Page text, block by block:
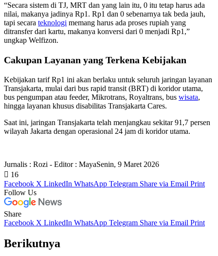
“Secara sistem di TJ, MRT dan yang lain itu, 0 itu tetap harus ada
nilai, makanya jadinya Rp1. Rp1 dan 0 sebenarnya tak beda jauh,
tapi secara teknologi memang harus ada proses rupiah yang
ditransfer dari kartu, makanya konversi dari 0 menjadi Rp1,”
ungkap Welfizon.
Cakupan Layanan yang Terkena Kebijakan
Kebijakan tarif Rp1 ini akan berlaku untuk seluruh jaringan layanan
Transjakarta, mulai dari bus rapid transit (BRT) di koridor utama,
bus pengumpan atau feeder, Mikrotrans, Royaltrans, bus wisata,
hingga layanan khusus disabilitas Transjakarta Cares.
Saat ini, jaringan Transjakarta telah menjangkau sekitar 91,7 persen
wilayah Jakarta dengan operasional 24 jam di koridor utama.
Jurnalis : Rozi - Editor : MayaSenin, 9 Maret 2026
16
Facebook X LinkedIn WhatsApp Telegram Share via Email Print
Follow Us
Share
Facebook X LinkedIn WhatsApp Telegram Share via Email Print
Berikutnya